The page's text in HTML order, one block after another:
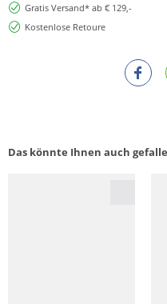
Gratis Versand* ab € 129,-
Kostenlose Retoure
Das könnte Ihnen auch